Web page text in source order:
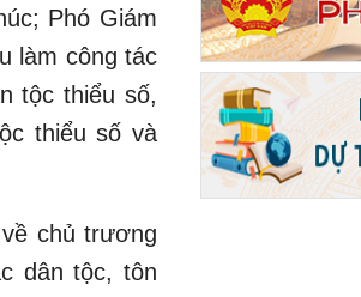
Phó Giám
làm công tác
tộc thiểu số,
thiểu số và
chủ trương
dân tộc, tôn